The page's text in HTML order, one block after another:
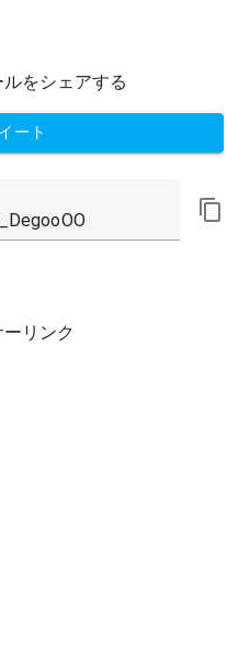
をシェアする
ート
リンク